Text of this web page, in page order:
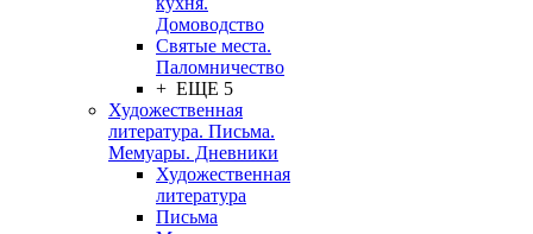
Домоводство
Святые места.
Паломничество
+ ЕЩЕ 5
Художественная
литература. Письма.
Мемуары. Дневники
Художественная
литература
Письма